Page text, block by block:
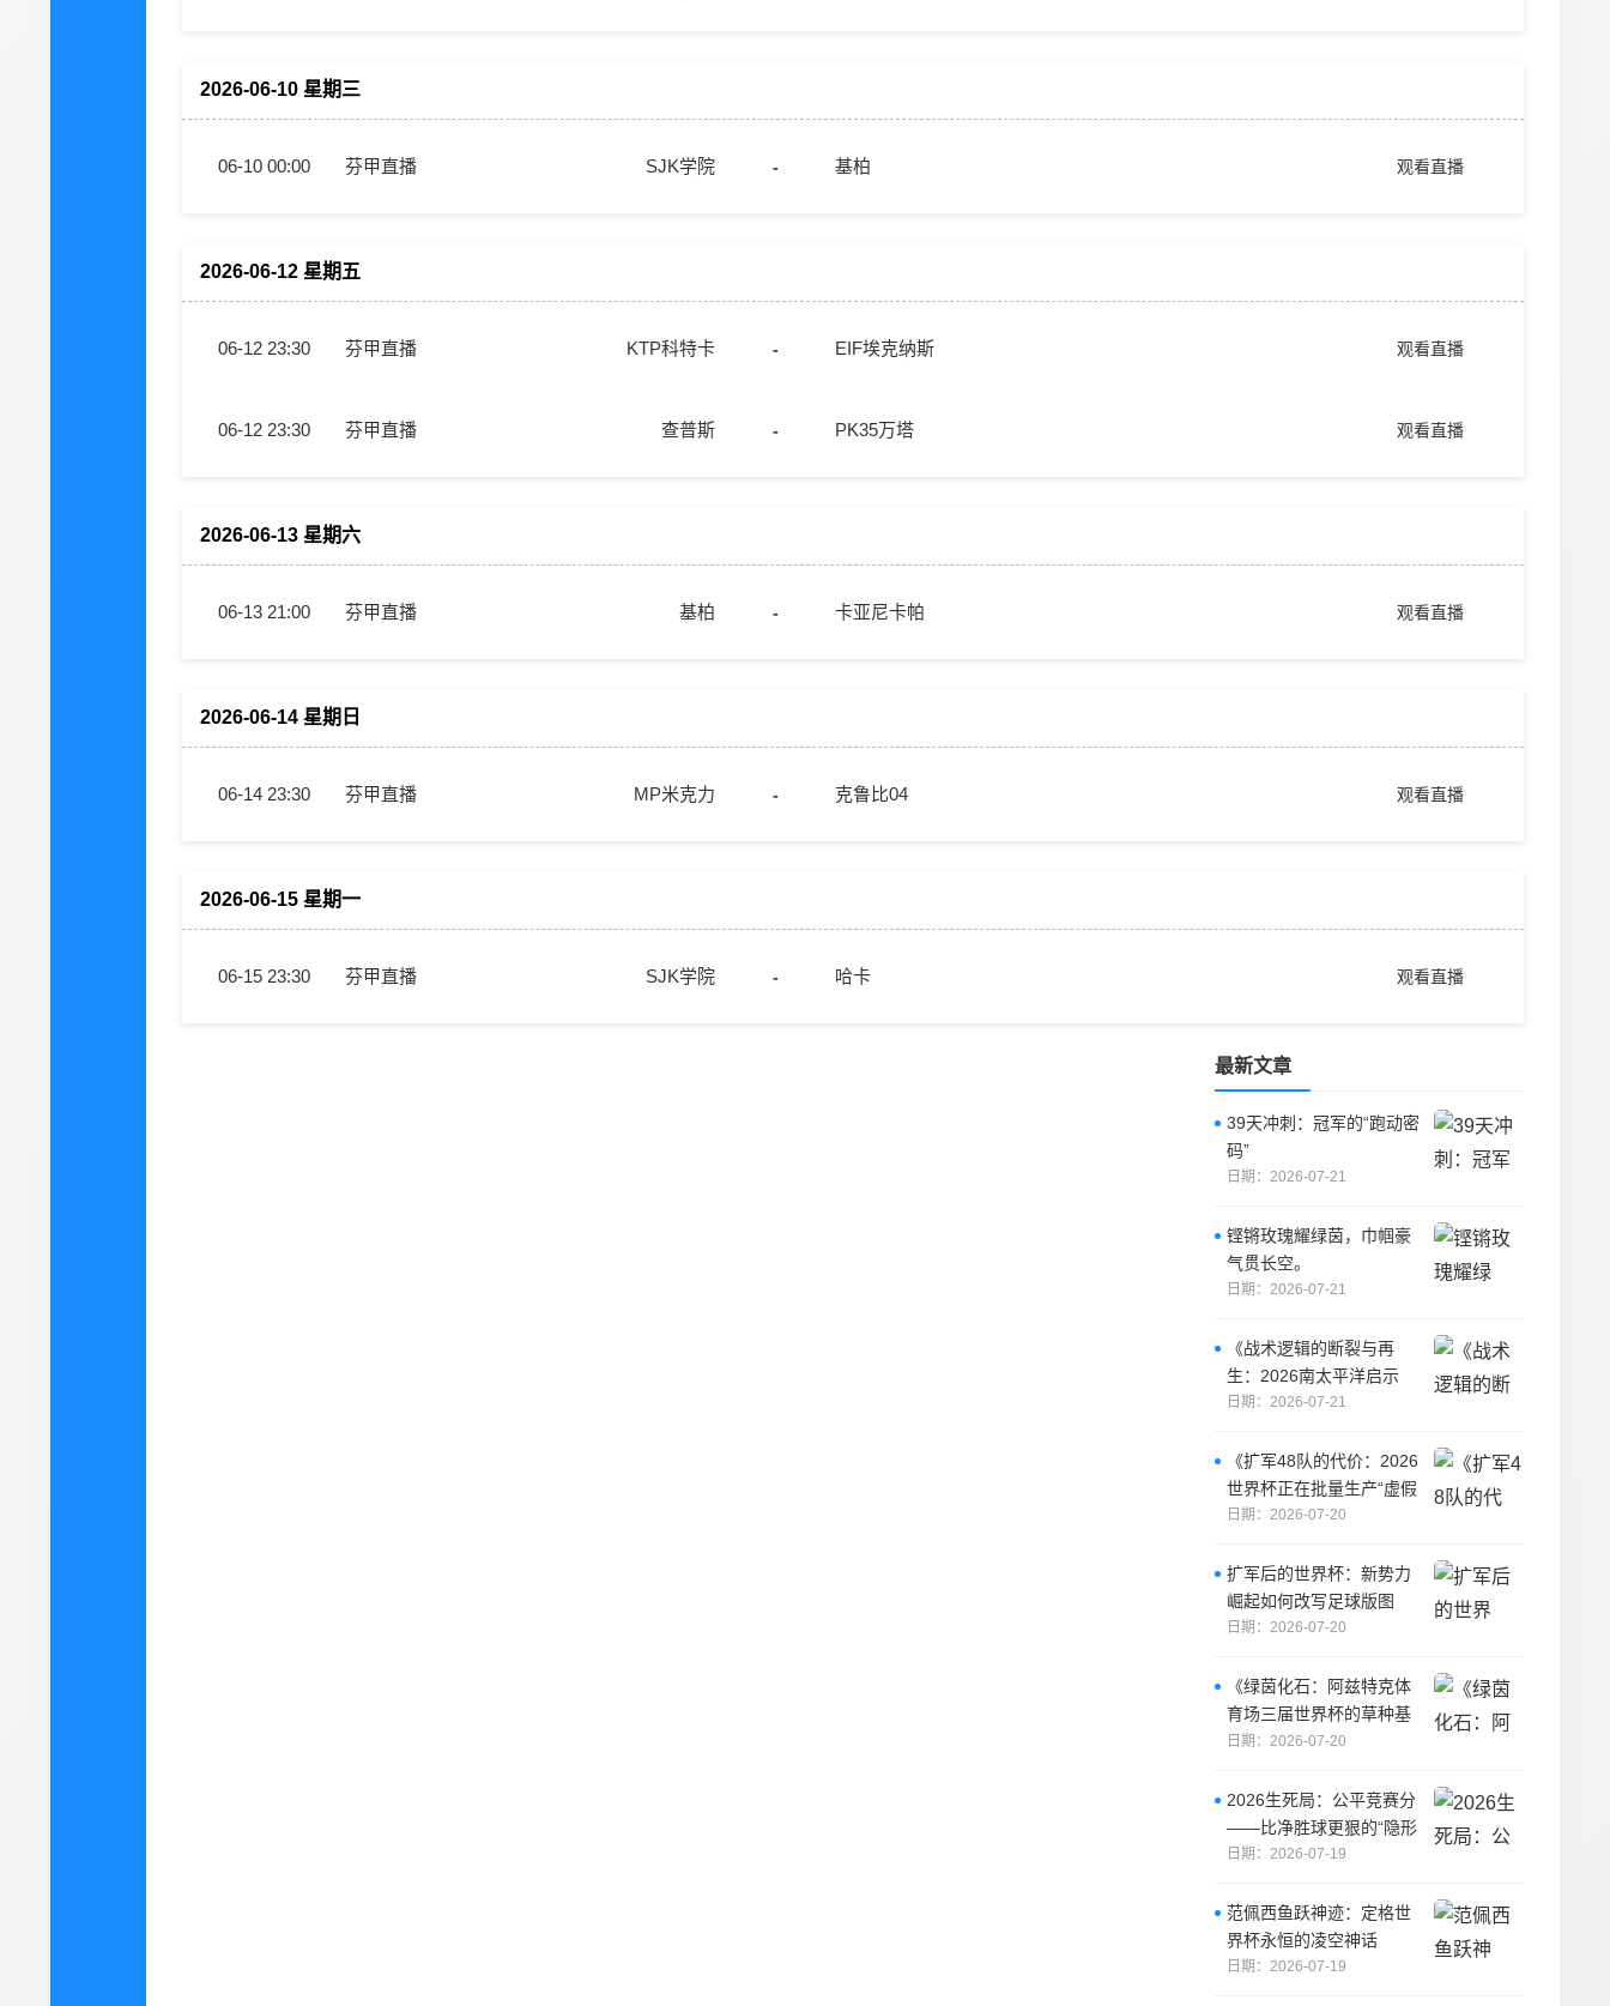
2026-06-10 星期三
06-10 00:00 芬甲直播 SJK学院 - 基柏 观看直播
2026-06-12 星期五
06-12 23:30 芬甲直播 KTP科特卡 - EIF埃克纳斯 观看直播
06-12 23:30 芬甲直播 查普斯 - PK35万塔 观看直播
2026-06-13 星期六
06-13 21:00 芬甲直播 基柏 - 卡亚尼卡帕 观看直播
2026-06-14 星期日
06-14 23:30 芬甲直播 MP米克力 - 克鲁比04 观看直播
2026-06-15 星期一
06-15 23:30 芬甲直播 SJK学院 - 哈卡 观看直播
最新文章
39天冲刺：冠军的“跑动密
码”
日期：2026-07-21
铿锵玫瑰耀绿茵，巾帼豪
气贯长空。
日期：2026-07-21
《战术逻辑的断裂与再
生：2026南太平洋启示
录》
日期：2026-07-21
《扩军48队的代价：2026
世界杯正在批量生产“虚假
奇迹”》
日期：2026-07-20
扩军后的世界杯：新势力
崛起如何改写足球版图
日期：2026-07-20
《绿茵化石：阿兹特克体
育场三届世界杯的草种基
因与生态史诗》
日期：2026-07-20
2026生死局：公平竞赛分
——比净胜球更狠的“隐形
判罚”
日期：2026-07-19
范佩西鱼跃神迹：定格世
界杯永恒的凌空神话
日期：2026-07-19